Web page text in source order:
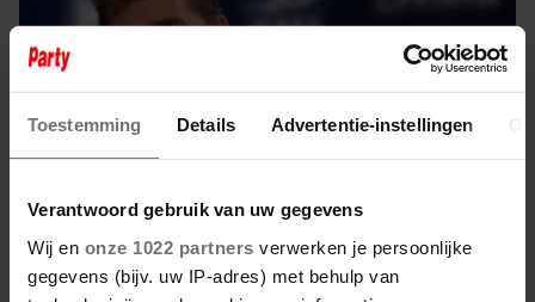
Toestemming Details Advertentie-instellingen
Verantwoord gebruik van uw gegevens
Wij en onze 1022 partners verwerken je persoonlijke
gegevens (bijv. uw IP-adres) met behulp van